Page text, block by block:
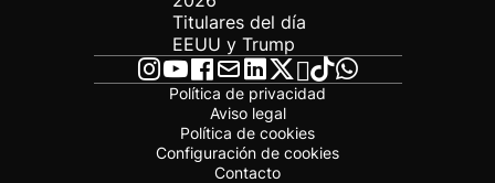
Titulares del día
EEUU y Trump
Política de privacidad
Aviso legal
Política de cookies
Configuración de cookies
Contacto